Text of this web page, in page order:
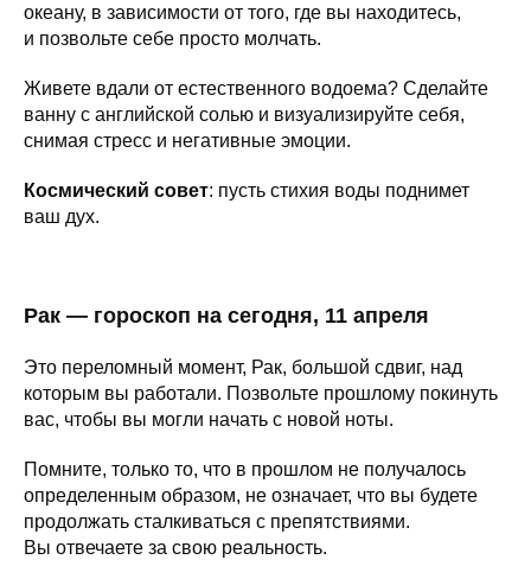
океану, в зависимости от того, где вы находитесь,
и позвольте себе просто молчать.
Живете вдали от естественного водоема? Сделайте
ванну с английской солью и визуализируйте себя,
снимая стресс и негативные эмоции.
Космический совет: пусть стихия воды поднимет
ваш дух.
Рак — гороскоп на сегодня, 11 апреля
Это переломный момент, Рак, большой сдвиг, над
которым вы работали. Позвольте прошлому покинуть
вас, чтобы вы могли начать с новой ноты.
Помните, только то, что в прошлом не получалось
определенным образом, не означает, что вы будете
продолжать сталкиваться с препятствиями.
Вы отвечаете за свою реальность.